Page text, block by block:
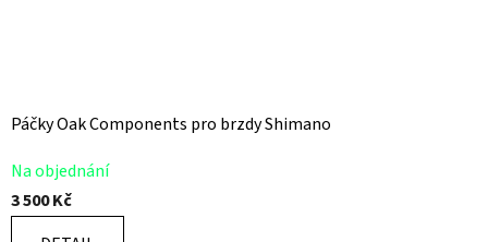
Páčky Oak Components pro brzdy Shimano
Na objednání
3 500 Kč